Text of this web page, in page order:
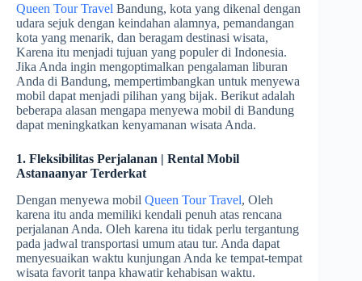
Queen Tour Travel Bandung, kota yang dikenal dengan
udara sejuk dengan keindahan alamnya, pemandangan
kota yang menarik, dan beragam destinasi wisata,
Karena itu menjadi tujuan yang populer di Indonesia.
Jika Anda ingin mengoptimalkan pengalaman liburan
Anda di Bandung, mempertimbangkan untuk menyewa
mobil dapat menjadi pilihan yang bijak. Berikut adalah
beberapa alasan mengapa menyewa mobil di Bandung
dapat meningkatkan kenyamanan wisata Anda.
1. Fleksibilitas Perjalanan | Rental Mobil
Astanaanyar Terderkat
Dengan menyewa mobil Queen Tour Travel, Oleh
karena itu anda memiliki kendali penuh atas rencana
perjalanan Anda. Oleh karena itu tidak perlu tergantung
pada jadwal transportasi umum atau tur. Anda dapat
menyesuaikan waktu kunjungan Anda ke tempat-tempat
wisata favorit tanpa khawatir kehabisan waktu.